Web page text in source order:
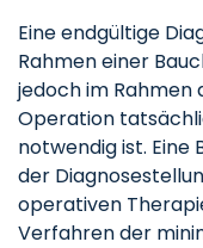
Eine endgültige
Rahmen einer
jedoch im Rahmen
Operation
notwendig ist.
der
operativen
Verfahren der